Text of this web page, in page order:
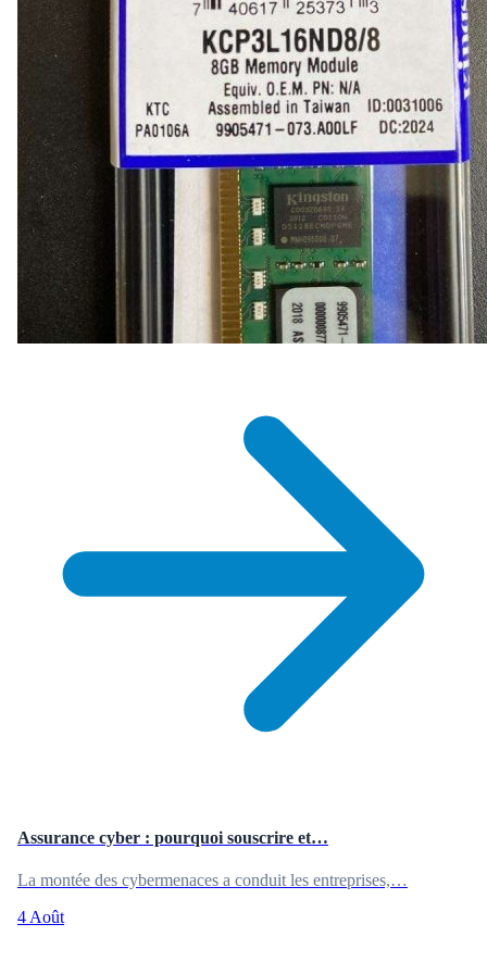
Assurance cyber : pourquoi souscrire et…
La montée des cybermenaces a conduit les entreprises,…
4 Août